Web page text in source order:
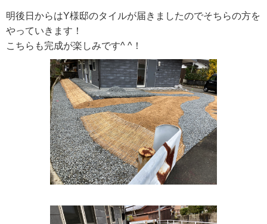
明後日からはY様邸のタイルが届きましたのでそちらの方を
やっていきます！
こちらも完成が楽しみです^ ^！